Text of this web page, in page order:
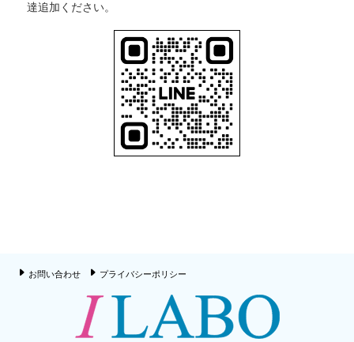
達追加ください。
お問い合わせ プライバシーポリシー